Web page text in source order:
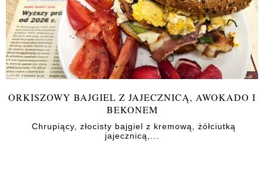
ORKISZOWY BAJGIEL Z JAJECZNICĄ, AWOKADO I
BEKONEM
Chrupiący, złocisty bajgiel z kremową, żółciutką
jajecznicą,...